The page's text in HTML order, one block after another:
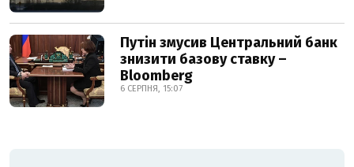
Путін змусив Центральний банк
знизити базову ставку –
Bloomberg
6 СЕРПНЯ, 15:07